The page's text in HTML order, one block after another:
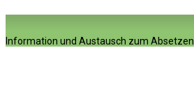
Information und Austausch zum